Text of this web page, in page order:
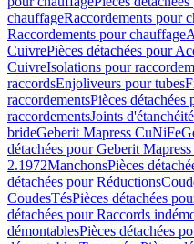
chauffageRaccordements pour
Raccordements pour chauffage
CuivrePièces détachées pour
CuivreIsolations pour
raccordsEnjoliveurs pour tubes
raccordementsPièces
raccordementsJoints d'étanchéité
brideGeberit Mapress CuNiFe
détachées pour Geberit
2.1972ManchonsPièces
détachées pour Réductions
CoudesTésPièces détachées
détachées pour Raccords
démontablesPièces détachées